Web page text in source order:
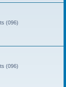
(096)
(096)